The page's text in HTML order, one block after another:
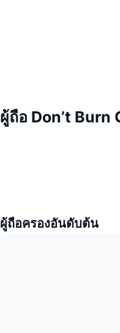
ผู้ถือ Don’t Burn
ผู้ถือครองอันดับต้น